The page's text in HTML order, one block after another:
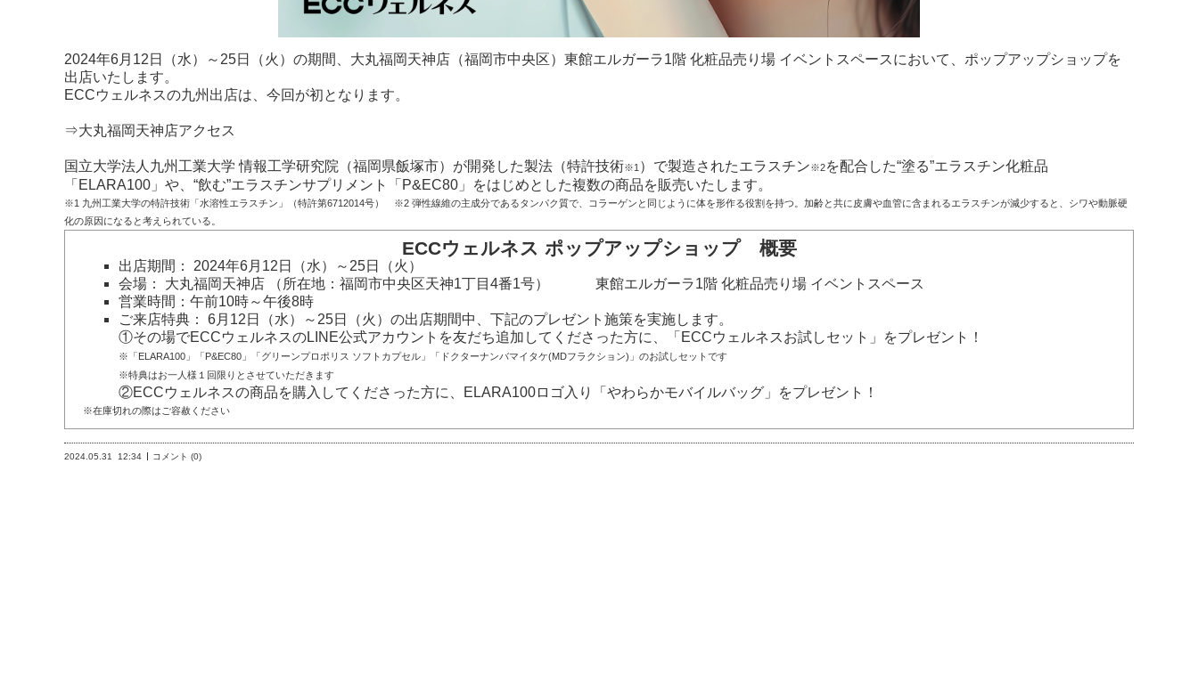
2024年6月12日（水）～25日（火）の期間、大丸福岡天神店（福岡市中央区）東館エルガーラ1階 化粧品売り場 イベントスペースにおいて、ポップアップショップを
出店いたします。
ECCウェルネスの九州出店は、今回が初となります。
⇒大丸福岡天神店アクセス
国立大学法人九州工業大学 情報工学研究院（福岡県飯塚市）が開発した製法（特許技術※1 ）で製造されたエラスチン※2を配合した“塗る”エラスチン化粧品
「ELARA100」や、“飲む”エラスチンサプリメント「P&EC80」をはじめとした複数の商品を販売いたします。
※1 九州工業大学の特許技術「水溶性エラスチン」（特許第6712014号） ※2 弾性線維の主成分であるタンパク質で、コラーゲンと同じように体を形作る役割を持つ。加齢と共に皮膚や血管に含まれるエラスチンが減少すると、シワや動脈硬
化の原因になると考えられている。
ECCウェルネス ポップアップショップ 概要
出店期間： 2024年6月12日（水）～25日（火）
会場： 大丸福岡天神店 （所在地：福岡市中央区天神1丁目4番1号） 東館エルガーラ1階 化粧品売り場 イベントスペース
営業時間：午前10時～午後8時
ご来店特典： 6月12日（水）～25日（火）の出店期間中、下記のプレゼント施策を実施します。
①その場でECCウェルネスのLINE公式アカウントを友だち追加してくださった方に、「ECCウェルネスお試しセット」をプレゼント！
※「ELARA100」「P&EC80」「グリーンプロポリス ソフトカプセル」「ドクターナンバマイタケ(MDフラクション)」のお試しセットです
※特典はお一人様１回限りとさせていただきます
②ECCウェルネスの商品を購入してくださった方に、ELARA100ロゴ入り「やわらかモバイルバッグ」をプレゼント！
※在庫切れの際はご容赦ください
2024.05.31 12:34 コメント (0)